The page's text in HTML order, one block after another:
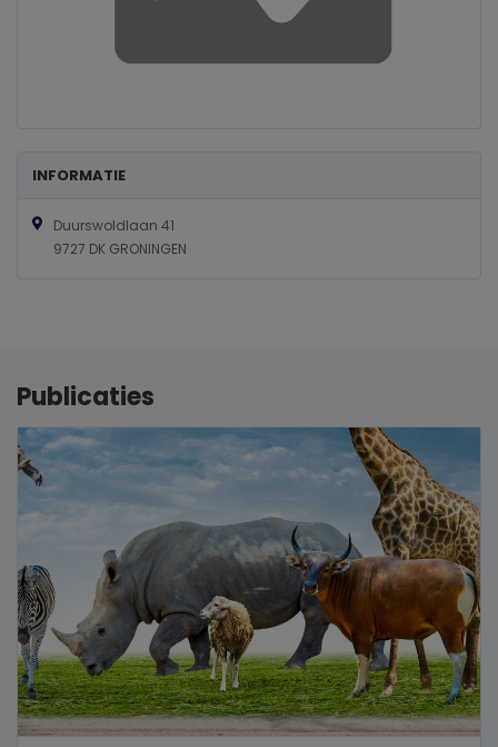
INFORMATIE
Duurswoldlaan 41
9727 DK GRONINGEN
Publicaties